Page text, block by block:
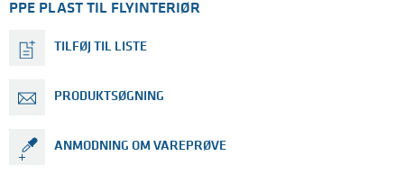
PPE PLAST TIL FLYINTERIØR
TILFØJ TIL LISTE
PRODUKTSØGNING
ANMODNING OM VAREPRØVE